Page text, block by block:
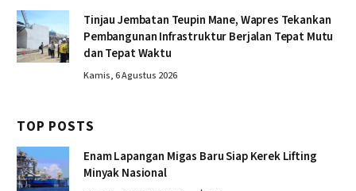
Tinjau Jembatan Teupin Mane, Wapres Tekankan
Pembangunan Infrastruktur Berjalan Tepat Mutu
dan Tepat Waktu
Kamis, 6 Agustus 2026
TOP POSTS
Enam Lapangan Migas Baru Siap Kerek Lifting
Minyak Nasional